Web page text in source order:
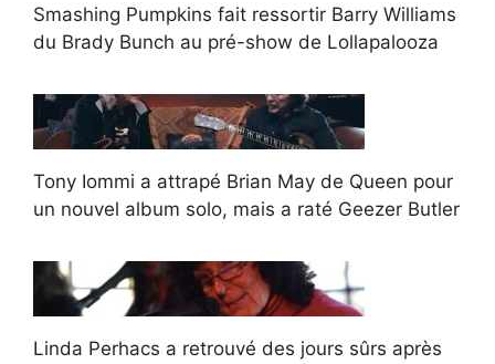
Smashing Pumpkins fait ressortir Barry Williams
du Brady Bunch au pré-show de Lollapalooza
Tony Iommi a attrapé Brian May de Queen pour
un nouvel album solo, mais a raté Geezer Butler
Linda Perhacs a retrouvé des jours sûrs après